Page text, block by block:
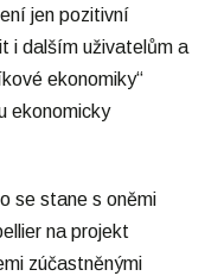
jen pozitivní
i dalším uživatelům a
ekonomiky“
ekonomicky
se stane s oněmi
na projekt
zúčastněnými